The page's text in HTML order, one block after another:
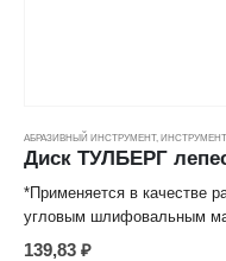
АБРАЗИВНЫЙ ИНСТРУМЕНТ, ИНСТРУМЕНТ
*Применяется в качестве
угловым шлифовальным
обработки кромок, сварных швов деталей и конструкций из
139,83 ₽